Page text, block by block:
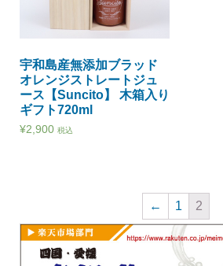
宇和島産無添加ブラッド
オレンジストレートジュ
ース【Suncito】 木箱入り
ギフト720ml
¥2,900 税込
← 1 2